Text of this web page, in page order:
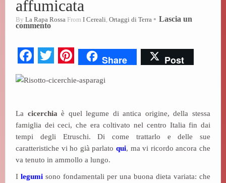
affumicata
By La Rapa Rossa From I Cereali, Ortaggi di Terra Lascia un
commento
Fa
bo
T
tte
Pi
er
t
Share Post
La cicerchia è quel legume di antica origine, della stessa
famiglia dei ceci, che era coltivato nel centro Italia fin dai
tempi degli Etruschi. Di come trattarlo e delle sue
caratteristiche vi ho già parlato qui, ma vi ricordo ancora che
va tenuto in ammollo a lungo.
I legumi sono fondamentali per una buona dieta variata: che